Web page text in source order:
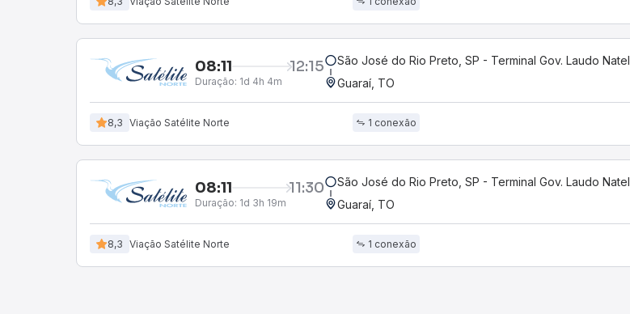
08:11 12:15
Duração: 1d 4h 4m
São José do Rio Preto, SP - Terminal Gov. Laudo Natel
Guaraí, TO
8,3 Viação Satélite Norte 1 conexão
08:11 11:30
Duração: 1d 3h 19m
São José do Rio Preto, SP - Terminal Gov. Laudo Natel
Guaraí, TO
8,3 Viação Satélite Norte 1 conexão